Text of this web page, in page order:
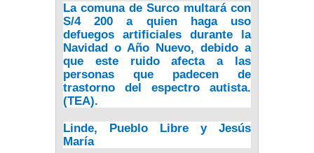
La comuna de Surco multará con
S/4 200 a quien haga uso
defuegos artificiales durante la
Navidad o Año Nuevo, debido a
que este ruido afecta a las
personas que padecen de
trastorno del espectro autista.
(TEA).
Linde, Pueblo Libre y Jesús
María